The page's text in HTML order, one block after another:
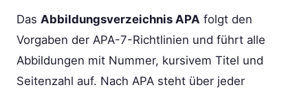
Das Abbildungsverzeichnis APA folgt den
Vorgaben der APA-7-Richtlinien und führt alle
Abbildungen mit Nummer, kursivem Titel und
Seitenzahl auf. Nach APA steht über jeder